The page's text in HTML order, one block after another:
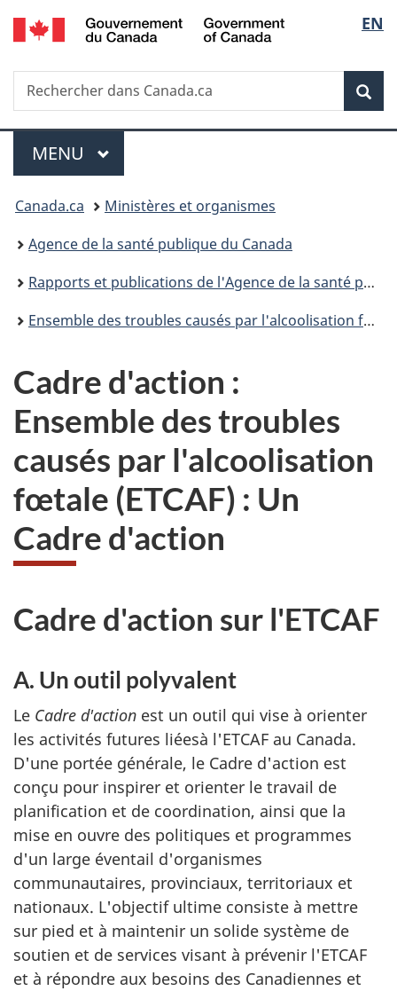
Passer
au
principal
Passer
à
Au
du
Passer
à
version
simplifiée
de
la
EN
Recherche
Rechercher
dans
Menu
MENU PRINCIPAL
Vous
êtes
ici :
Canada.ca
Ministères et organismes
Agence de la santé publique du Canada
Rapports et publications de l'Agence de la santé publique du Canada
Ensemble des troubles causés par l'alcoolisation fœtale (ETCAF) : Un Cadre d'action
Cadre d'action :
Ensemble des troubles
causés par l'alcoolisation
fœtale (ETCAF) : Un
Cadre d'action
Cadre d'action sur l'ETCAF
A. Un outil polyvalent
Le Cadre d'action est un outil qui vise à orienter
les activités futures liéesà l'ETCAF au Canada.
D'une portée générale, le Cadre d'action est
conçu pour inspirer et orienter le travail de
planification et de coordination, ainsi que la
mise en ouvre des politiques et programmes
d'un large éventail d'organismes
communautaires, provinciaux, territoriaux et
nationaux. L'objectif ultime consiste à mettre
sur pied et à maintenir un solide système de
soutien et de services visant à prévenir l'ETCAF
et à répondre aux besoins des Canadiennes et